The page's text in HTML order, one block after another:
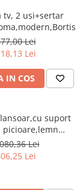
tv, 2 usi+sertar
Lei
Lei
IN COS
suport
picioare,lemn
maro, stofa/textil
perna,Bortis
Lei
Lei